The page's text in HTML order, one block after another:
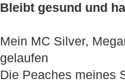
Bleibt gesund und
Mein MC Silver,
gelaufen
Die Peaches meines